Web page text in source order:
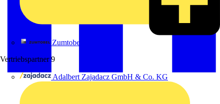
Zumtobel
Vertriebspartner 9
Adalbert Zajadacz GmbH & Co. KG